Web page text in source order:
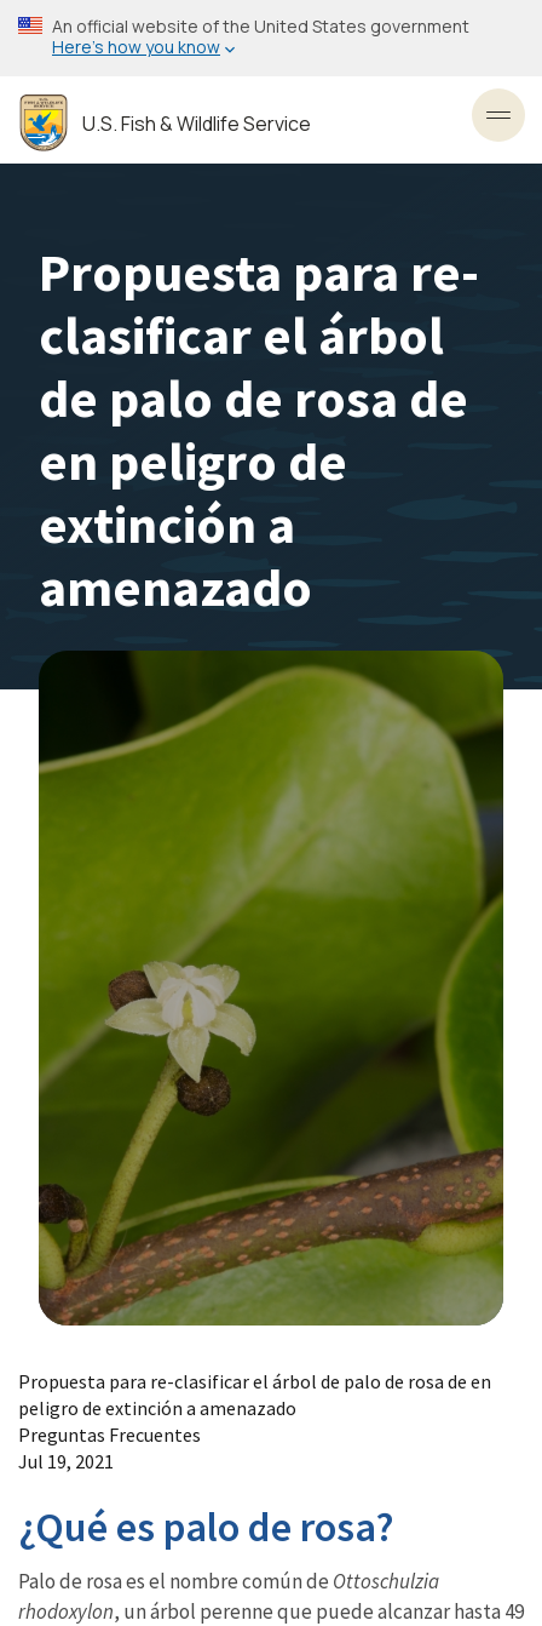
Skip
to
content
An official website of the United States government
Here’s how you know
U.S. Fish & Wildlife Service
Propuesta para re-
clasificar el árbol
de palo de rosa de
en peligro de
extinción a
amenazado
Propuesta para re-clasificar el árbol de palo de rosa de en
peligro de extinción a amenazado
Preguntas Frecuentes
Jul 19, 2021
¿Qué es palo de rosa?
Palo de rosa es el nombre común de Ottoschulzia
rhodoxylon, un árbol perenne que puede alcanzar hasta 49